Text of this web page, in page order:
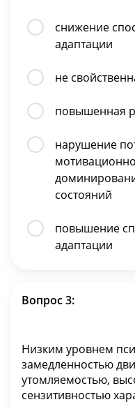
снижение
адаптации
не
повышенная
нарушение
состояний
повышение
адаптации
Вопрос 3:
Низким уровнем
замедленностью
утомляемостью,
сензитивностью